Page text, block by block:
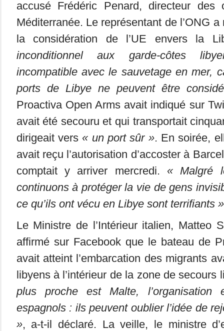
accusé Frédéric Penard, directeur des
Méditerranée. Le représentant de l’ONG
la considération de l’UE envers la
inconditionnel aux garde-côtes
incompatible avec le sauvetage en mer,
ports de Libye ne peuvent être
Proactiva Open Arms avait indiqué sur
avait été secouru et qui transportait
dirigeait vers « un port sûr ». En soirée,
avait reçu l’autorisation d’accoster à
comptait y arriver mercredi. « Malgré
continuons à protéger la vie de gens
ce qu’ils ont vécu en Libye sont terrifiants »
Le Ministre de l’Intérieur italien, Matteo
affirmé sur Facebook que le bateau de
avait atteint l’embarcation des migrants
libyens à l’intérieur de la zone de secours
plus proche est Malte,
espagnols : ils peuvent oublier l’idée de
», a-t-il déclaré. La veille, le ministre